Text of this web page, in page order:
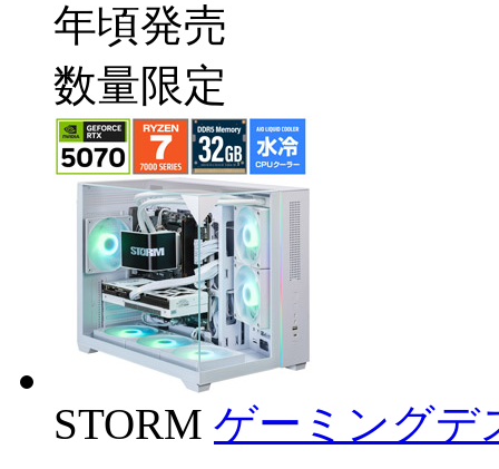
年頃発売
数量限定
STORM ゲーミングデ